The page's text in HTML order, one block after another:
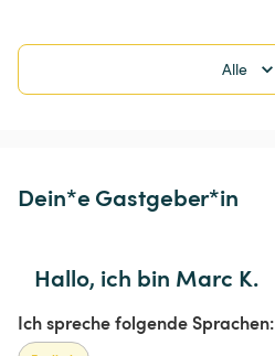
Alle
Dein*e Gastgeber*in
Hallo, ich bin Marc K.
Ich spreche folgende Sprachen: